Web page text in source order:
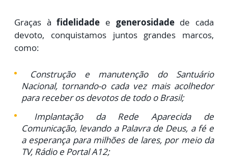
Graças àfidelidade e generosidade de cada
devoto, conquistamos juntos grandes marcos,
como:
Construção e manutenção do Santuário
Nacional, tornando-o cada vez mais acolhedor
para receber os devotos de todo o Brasil;
Implantação da Rede Aparecida de
Comunicação, levando a Palavra de Deus, a fé e
a esperança para milhões de lares, por meio da
TV, Rádio e Portal A12;